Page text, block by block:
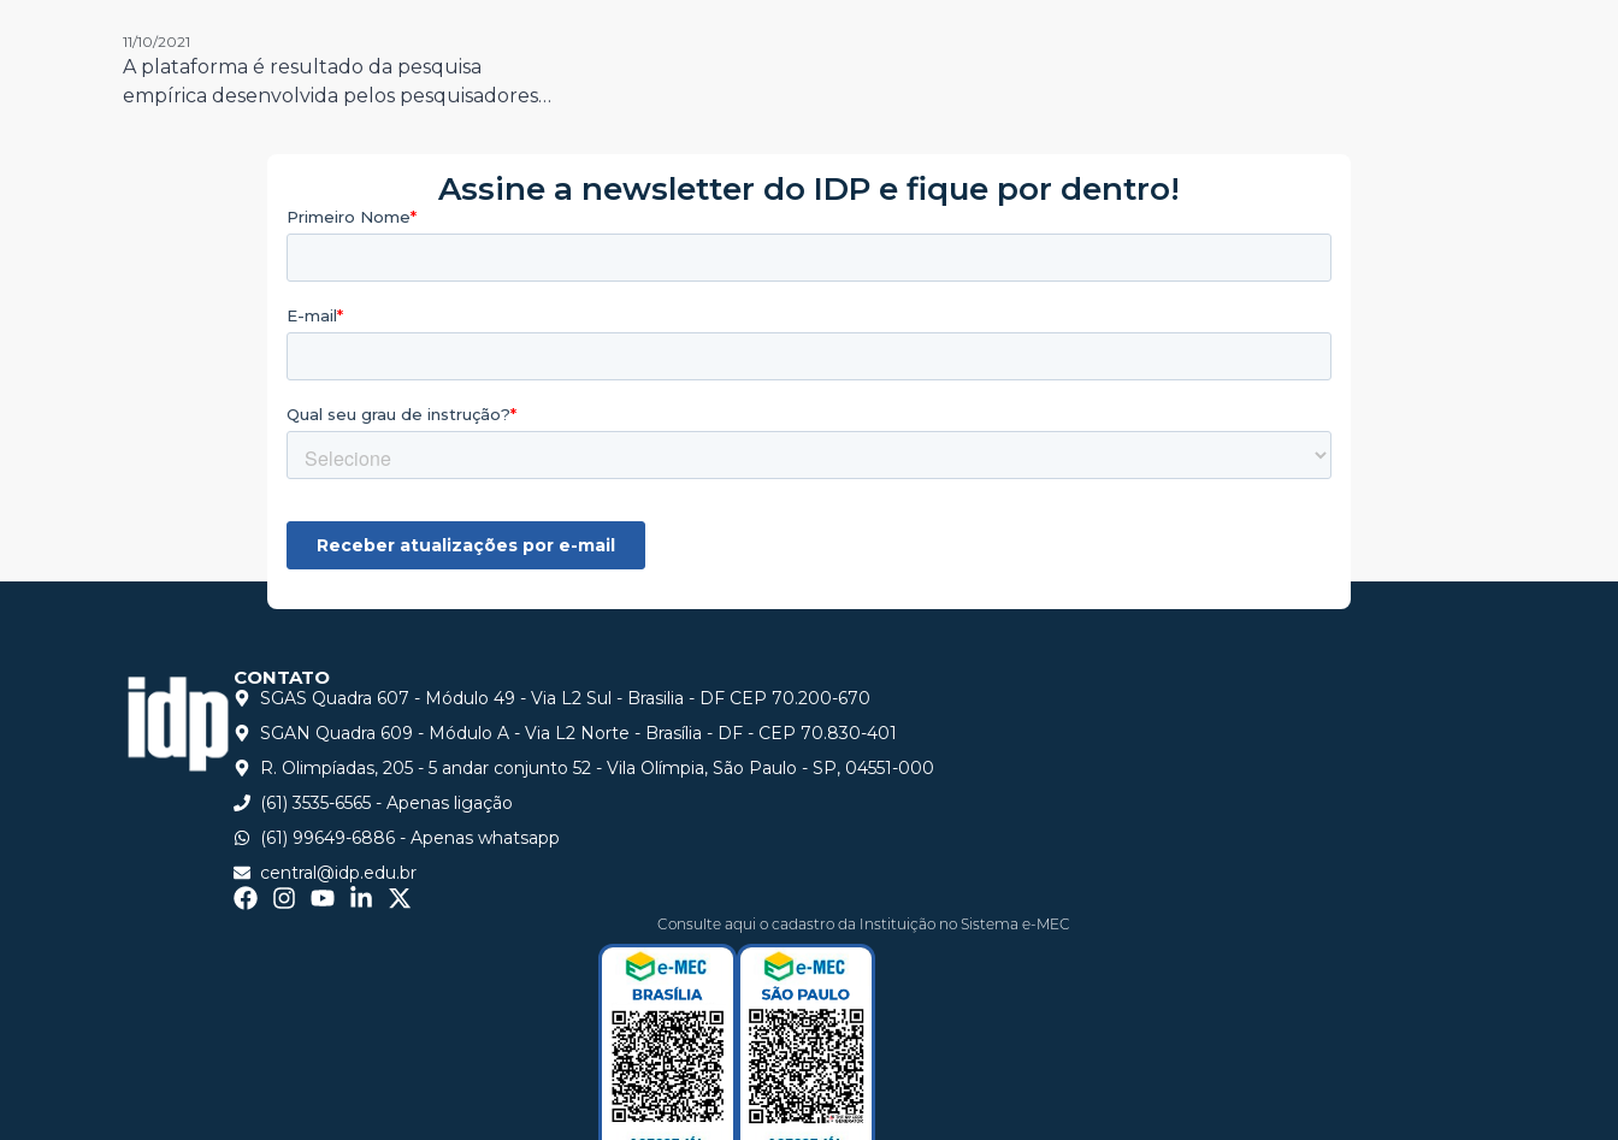
11/10/2021
A plataforma é resultado da pesquisa
empírica desenvolvida pelos pesquisadores…
Assine a newsletter do IDP e fique por dentro!
CONTATO
SGAS Quadra 607 - Módulo 49 - Via L2 Sul - Brasilia - DF CEP 70.200-670
SGAN Quadra 609 - Módulo A - Via L2 Norte - Brasília - DF - CEP 70.830-401
R. Olimpíadas, 205 - 5 andar conjunto 52 - Vila Olímpia, São Paulo - SP, 04551-000
(61) 3535-6565 - Apenas ligação
(61) 99649-6886 - Apenas whatsapp
central@idp.edu.br
Consulte aqui o cadastro da Instituição no Sistema e-MEC